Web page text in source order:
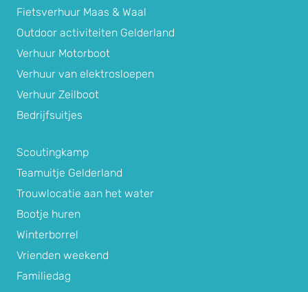
Fietsverhuur Maas & Waal
Outdoor activiteiten Gelderland
Verhuur Motorboot
Verhuur van elektrosloepen
Verhuur Zeilboot
Bedrijfsuitjes
Scoutingkamp
Teamuitje Gelderland
Trouwlocatie aan het water
Bootje huren
Winterborrel
Vrienden weekend
Familiedag